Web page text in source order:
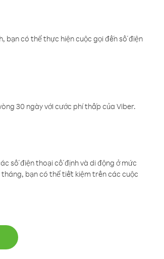
bạn có thể thực hiện cuộc gọi đến số điện
30 ngày với cước phí thấp của Viber.
số điện thoại cố định và di động ở mức
bạn có thể tiết kiệm trên các cuộc